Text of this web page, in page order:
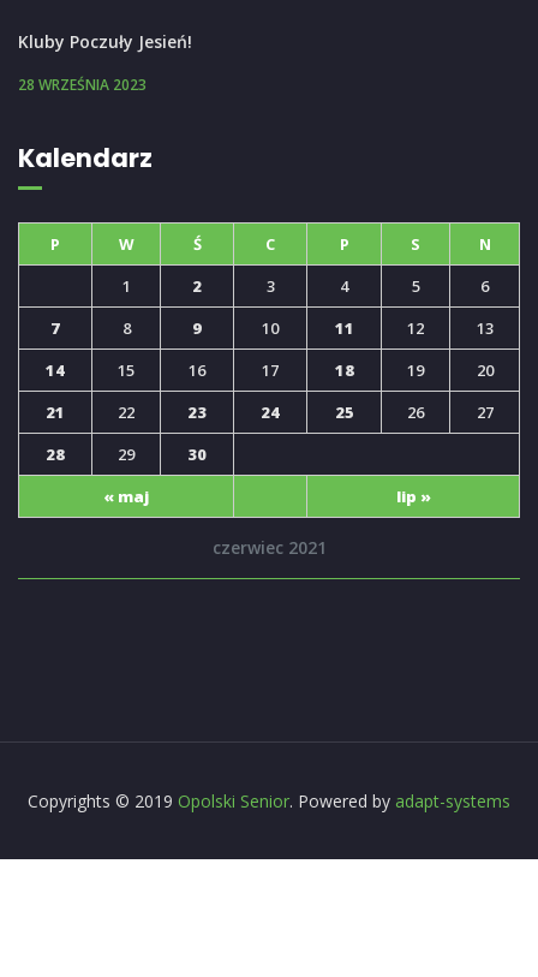
Kluby Poczuły Jesień!
28 WRZEŚNIA 2023
Kalendarz
czerwiec 2021
P W Ś C P S N
« maj lip »
1 2 3 4 5
6
7
8 9 10 11 12
13
14
15 16 17 18 19
20
21
22 23 24 25 26
27
28
29 30
Copyrights © 2019 Opolski Senior. Powered by adapt-systems